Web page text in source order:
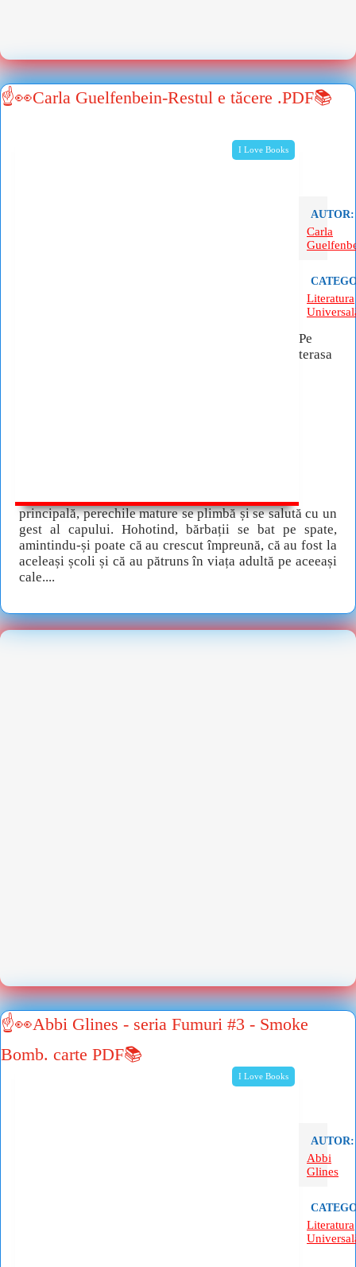
I Love Books
☝👀Carla Guelfenbein-Restul e tăcere .PDF📚
AUTOR:
Carla
Literatura
Pe
terasa
principală, perechile mature se plimbă și se salută cu un
gest al capului. Hohotind, bărbații se bat pe spate,
amintindu-și poate că au crescut împreună, că au fost la
aceleași școli și că au pătruns în viața adultă pe aceeași
cale....
I Love Books
☝👀Abbi Glines - seria Fumuri #3 - Smoke
Bomb. carte PDF📚
AUTOR:
Abbi
Glines
Literatura